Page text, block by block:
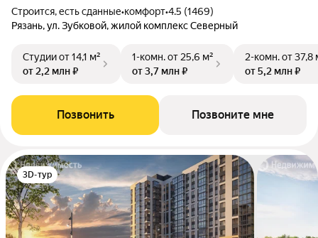
Строится, есть сданные•комфорт•4.5 (1469)
Рязань, ул. Зубковой, жилой комплекс Северный
Студииот 14,1 м²
от 2,2 млн ₽
1-комн.от 25,6 м²
от 3,7 млн ₽
2-комн.от 37,8
от 5,2 млн ₽
Позвонить Позвоните мне
3D-тур